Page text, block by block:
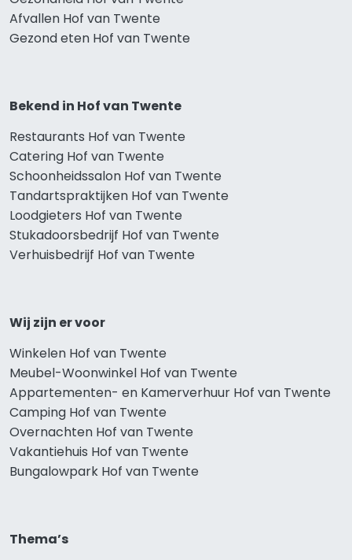
Afvallen Hof van Twente
Gezond eten Hof van Twente
Bekend in Hof van Twente
Restaurants Hof van Twente
Catering Hof van Twente
Schoonheidssalon Hof van Twente
Tandartspraktijken Hof van Twente
Loodgieters Hof van Twente
Stukadoorsbedrijf Hof van Twente
Verhuisbedrijf Hof van Twente
Wij zijn er voor
Winkelen Hof van Twente
Meubel-Woonwinkel Hof van Twente
Appartementen- en Kamerverhuur Hof van Twente
Camping Hof van Twente
Overnachten Hof van Twente
Vakantiehuis Hof van Twente
Bungalowpark Hof van Twente
Thema’s